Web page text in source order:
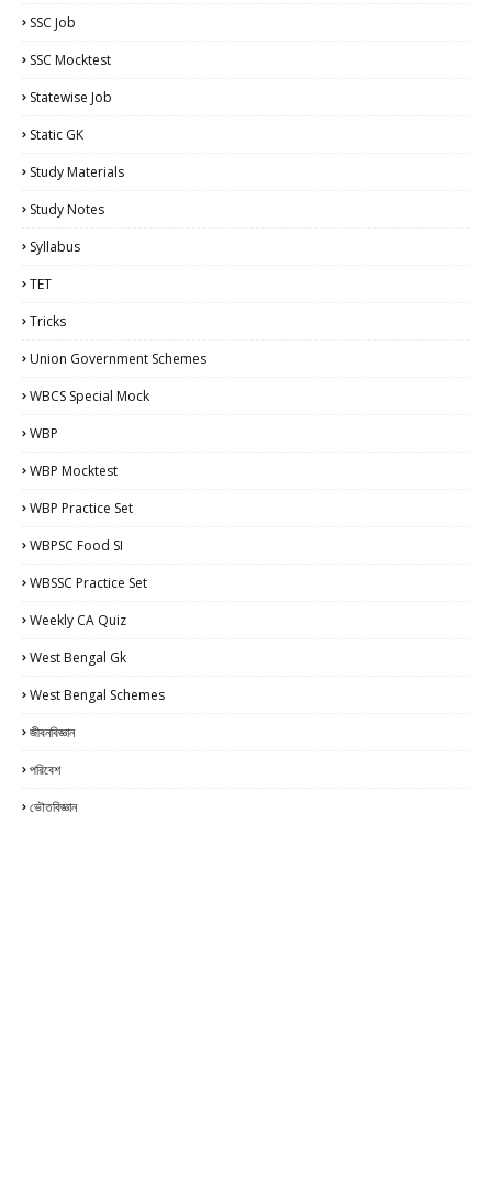
SSC Job
SSC Mocktest
Statewise Job
Static GK
Study Materials
Study Notes
Syllabus
TET
Tricks
Union Government Schemes
WBCS Special Mock
WBP
WBP Mocktest
WBP Practice Set
WBPSC Food SI
WBSSC Practice Set
Weekly CA Quiz
West Bengal Gk
West Bengal Schemes
জীবনবিজ্ঞান
পরিবেশ
ভৌতবিজ্ঞান